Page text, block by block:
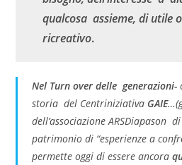
qualcosa assieme, di utile
ricreativo.
Nel Turn over delle generazioni-
storia del Centriniziativa GAIE
dell’associazione ARSDiapason
patrimonio di “esperienze a
permette oggi di essere ancora